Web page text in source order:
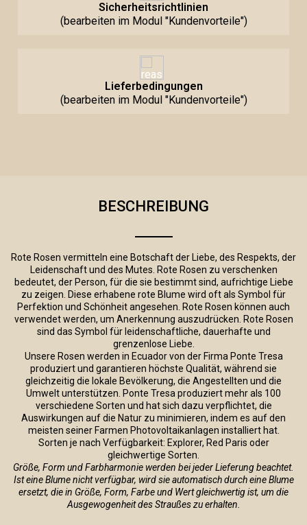
Sicherheitsrichtlinien
(bearbeiten im Modul "Kundenvorteile")
Lieferbedingungen
(bearbeiten im Modul "Kundenvorteile")
BESCHREIBUNG
Rote Rosen vermitteln eine Botschaft der Liebe, des Respekts, der
Leidenschaft und des Mutes. Rote Rosen zu verschenken
bedeutet, der Person, für die sie bestimmt sind, aufrichtige Liebe
zu zeigen. Diese erhabene rote Blume wird oft als Symbol für
Perfektion und Schönheit angesehen. Rote Rosen können auch
verwendet werden, um Anerkennung auszudrücken. Rote Rosen
sind das Symbol für leidenschaftliche, dauerhafte und
grenzenlose Liebe.
Unsere Rosen werden in Ecuador von der Firma Ponte Tresa
produziert und garantieren höchste Qualität, während sie
gleichzeitig die lokale Bevölkerung, die Angestellten und die
Umwelt unterstützen. Ponte Tresa produziert mehr als 100
verschiedene Sorten und hat sich dazu verpflichtet, die
Auswirkungen auf die Natur zu minimieren, indem es auf den
meisten seiner Farmen Photovoltaikanlagen installiert hat.
Sorten je nach Verfügbarkeit: Explorer, Red Paris oder
gleichwertige Sorten.
Größe, Form und Farbharmonie werden bei jeder Lieferung beachtet.
Ist eine Blume nicht verfügbar, wird sie automatisch durch eine Blume
ersetzt, die in Größe, Form, Farbe und Wert gleichwertig ist, um die
Ausgewogenheit des Straußes zu erhalten.